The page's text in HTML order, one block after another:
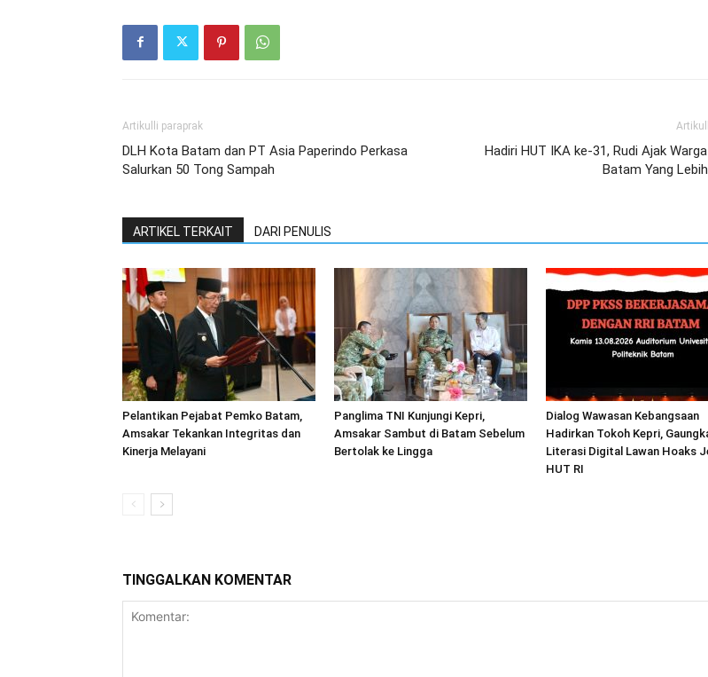
Artikulli paraprak
DLH Kota Batam dan PT Asia Paperindo Perkasa
Salurkan 50 Tong Sampah
Hadiri HUT IKA ke-31, Rudi Ajak
Batam Yang
ARTIKEL TERKAIT DARI PENULIS
Pelantikan Pejabat Pemko Batam,
Amsakar Tekankan Integritas dan
Kinerja Melayani
Panglima TNI Kunjungi Kepri,
Amsakar Sambut di Batam Sebelum
Bertolak ke Lingga
Dialog Wawasan Kebangsaan
Hadirkan Tokoh Kepri,
Literasi Digital Lawan Hoaks
HUT RI
TINGGALKAN KOMENTAR